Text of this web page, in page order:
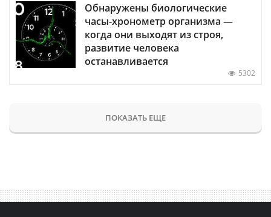
Обнаружены биологические
часы-хронометр организма —
когда они выходят из строя,
развитие человека
останавливается
5302
ПОКАЗАТЬ ЕЩЕ